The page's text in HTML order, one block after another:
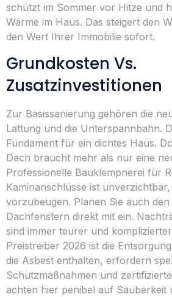
schützt im Sommer vor Hitze und
Wärme im Haus. Das steigert den
den Wert Ihrer Immobilie sofort.
Grundkosten Vs.
Zusatzinvestitionen
Zur Basissanierung gehören die
Lattung und die Unterspannbahn.
Fundament für ein dichtes Haus.
Dach braucht mehr als nur eine
Professionelle Bauklempnerei für
Kaminanschlüsse ist
vorzubeugen. Planen Sie auch
Dachfenstern direkt mit ein.
sind immer teurer und
Preistreiber 2026 ist die
die Asbest enthalten, erfordern
Schutzmaßnahmen und
achten hier penibel auf Sauberkeit